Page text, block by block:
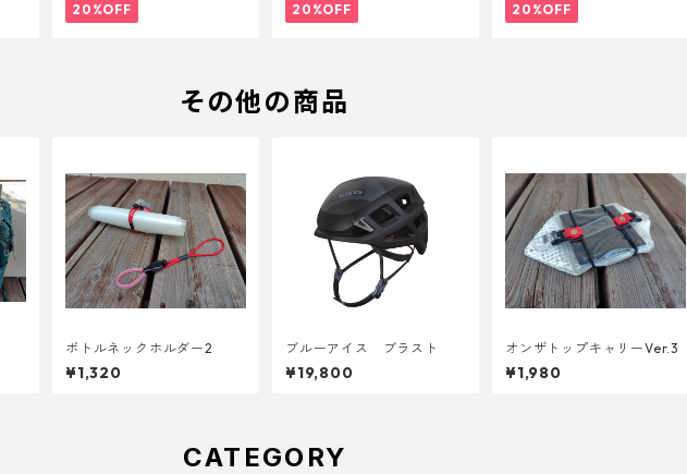
20%OFF 20%OFF 20%OFF
その他の商品
ボトルネックホルダー2
¥1,320
ブルーアイス ブラスト
¥19,800
オンザトップキャリーVer.3
¥1,980
CATEGORY